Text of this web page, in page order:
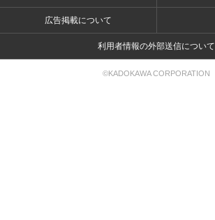
広告掲載について
利用者情報の外部送信について
©KADOKAWA CORPORATION